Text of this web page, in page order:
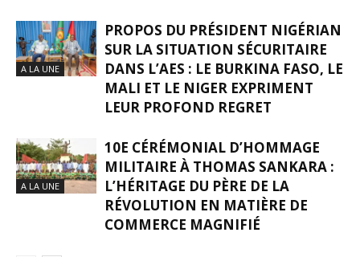
A LA UNE
PROPOS DU PRÉSIDENT NIGÉRIAN
SUR LA SITUATION SÉCURITAIRE
DANS L’AES : LE BURKINA FASO, LE
MALI ET LE NIGER EXPRIMENT
LEUR PROFOND REGRET
A LA UNE
10E CÉRÉMONIAL D’HOMMAGE
MILITAIRE À THOMAS SANKARA :
L’HÉRITAGE DU PÈRE DE LA
RÉVOLUTION EN MATIÈRE DE
COMMERCE MAGNIFIÉ